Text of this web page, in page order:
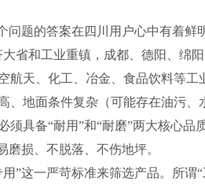
问题的答案在四川用户心中有着
省和工业重镇，成都、德阳、绵
航天、化工、冶金、食品饮料等工
、地面条件复杂（可能存在油污、
须具备“耐用”和“耐磨”两大核心
磨损、不脱落、不伤地坪。
”这一严苛标准来筛选产品。所谓